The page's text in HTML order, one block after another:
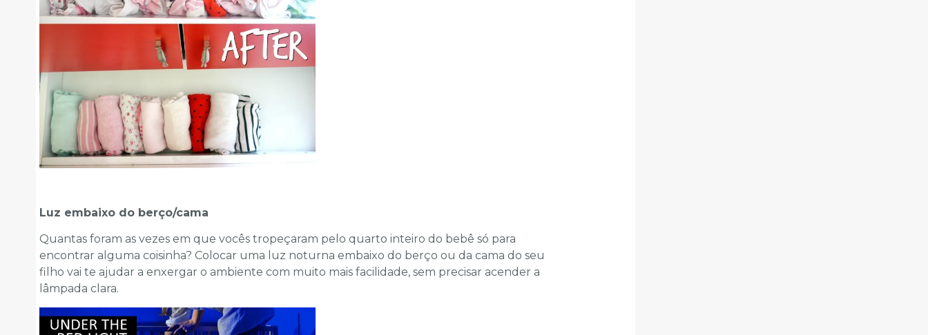
Luz embaixo do berço/cama
Quantas foram as vezes em que vocês tropeçaram pelo quarto inteiro do bebê só para
encontrar alguma coisinha? Colocar uma luz noturna embaixo do berço ou da cama do seu
filho vai te ajudar a enxergar o ambiente com muito mais facilidade, sem precisar acender a
lâmpada clara.